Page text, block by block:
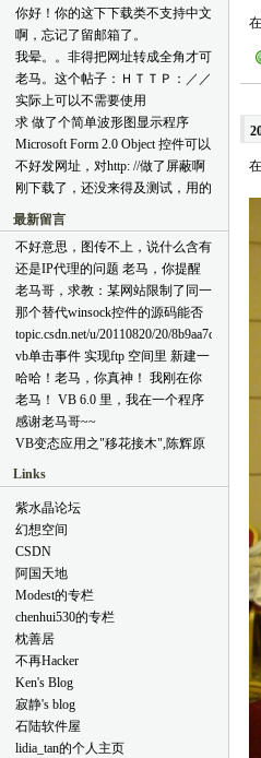
片？ [reply=admin,2012-02-07 10:42
AM]不好意思,过年+结婚,没时间
上线[face06] 按钮里只需要如下两
句即可:
bggriphic.Clear(PictureBox1.BackColor)
PictureBox1.Refresh()[/reply]
你好！你的这下下载类不支持中文
文件名的下载，能改一下吗？
[reply=admin,2012-01-15 02:39 PM]
我测试了一下,中文是可以正常下
载的呀! 你那里不正确的URL能否
发上来让我一试?[/reply]
啊，忘记了留邮箱了。
30743365@qq.com 看到老马要结
婚了啊~我这里祝福你和嫂子：金
屋笙歌偕彩凤，洞房花烛喜乘龙
~~~ [reply=admin,2012-01-15 02:40
PM]谢谢!! 我最近也没联系到作者,
可能他比较忙吧!你在CSDN上发
个帖子看看,也许他的朋友们看到
能有个通知![/reply]
我晕。。非得把网址转成全角才可
以发。。。。。
[reply=admin,2011-12-29 10:33 PM]
我怎么给你?[/reply]
老马。这个帖子：ＨＴＴＰ：／／
ＴＯＰＩＣ．ＣＳＤＮ．ＮＥＴ／
Ｕ／２００８０２１６／１５／７
Ａ４Ｅ４Ｆ６３－６Ｃ０Ｆ－４０
２５－Ｂ２ＢＣ－Ａ９５Ｃ５Ｃ９
Ｄ３９６Ｅ．ＨＴＭＬ xmxoxo在
47楼更新了，你有这个代码吗？
实际上可以不需要使用
CopyMemory 和 DoEvents，尤其是
后者完全没必要。 本人用VB6写
过 网络快递
求 做了个简单波形图显示程序
(VB6.0) 代码及所需控件 谢谢谢谢
papayabao@163.com
[reply=admin,2011-12-20 12:48 AM]
邮件已发,请查收! 另外,下载不了
吗?[/reply]
Microsoft Form 2.0 Object 控件可以
放上去，但运行后不显示。
[reply=admin,2011-12-14 10:33
AM]Microsoft Form 2.0 Object全是
轻量化控件,无句柄,所以这份代码
不适合它们[/reply]
不好发网址，对http: //做了屏蔽啊
刚下载了，还没来得及测试，用的
下，这个贴子提到的问题有没有解
决？
topic.csdn.net/u/20080721/22/2e084f3d-
b544-4e9f-bd84-ee88829145bd.html
[reply=admin,2011-12-14 10:39 AM]
这个问题我这里测试没出现,以前
的讨论结果是系统的DEP功能与此
有关,因为代码中使用了内嵌汇编
技术[/reply]
最新留言
不好意思，图传不上，说什么含有
敏感字符
还是IP代理的问题 老马，你提醒
了我先用web在线代理测试能否多
账号登陆，如果不行，我也就没必
要去考虑后面的事了。 但是可能
是因为我的表述欠佳，导致你误解
了我的意思。 ① 像QQ，迅雷，在
它们各自的设置里，都可以设置是
否使用代理。我也想用vb做一个这
样的程序（程序里有一个
webbrowser。），程序也放置这样
的“代理设置”项（如图1）。每运
的代理IP，以便使该程序里的
页。这样该怎么做呢？ 图1 ② 我
的上个留言实际上是想将此设置剥
离出来，形成一个独立的增强代理
工具。界面演示如图2: 图2 代理ip
列表通过网络获得（这个好解
决）。这样我就可以很方便的打开
某个程序而且以代理ip连接网络
了。 我主要想知道怎么实现①。
②只是我的想法而已。 十分感
谢！
老马哥，求教：某网站限制了同一
ip仅能一个用户名登陆。我用vb制
作了一个程序A，想绕过此限制，
该怎么做呢？我的想法制作一个代
理服务器程序，先从网络获取代理
服务器ip及端口等信息，形成一个
ip列表，然后每点击一个列表项，
即运行一份程序A，该份程序A通
过所选列表项里的ip进行连接。 ①
请问有没有更好的方法？ ②如果
上述方法可行，要实现每份程序通
过独立代理ip连接网络，大致要怎
样的思路？若有相关源码就更好
了。 多谢了！
那个替代winsock控件的源码能否
给我 网上的那些都不能发送二进
制 你这个可以不 love2049@qq.com
topic.csdn.net/u/20110820/20/8b9aa7c6-
4689-41f3-b2fb-380f7fa82077.html
vb单击事件 实现ftp 空间里 新建一
个1.html 文件 帮帮我
哈哈！老马，你真神！ 我刚在你
这留个言向你请教。因这个问题寝
食难安哪，以前遇到过没彻底解
决，通过这一番折腾，倒是学到不
少，对
FindWindow,FindWindowEx,Getwindowtext
等等API函数有了更深的理解。发
完那个请教贴，又回去小心的看了
一下，多设置了几处debug，一
看，HOHO，原来是自己粗心而弄
错了要被点击的那个按钮的句柄。
timer并不会被挂起 来老马的领地
竟然有如此神奇功效啊，这个小疏
忽迷惑了我一个下午了。再次拜谢
这是为什么呢？ 愚以为，在老马
的地盘，想问题的态度就会严谨起
来。（郑重声明：我不是来拍(此
处略去两个字)滴！）
老马！ VB 6.0 里，我在一个程序
里用了webbrowser，webbrowser里
有alert弹窗。于是我用timer来不停
检测（用了
等）是否弹窗，若有则关闭。可是
除了个别的貌似能被关闭，其他的
都没反应。 程序本身的msgbox窗
口弹窗时，并不会中断timer的运
行。是不是反而webbrowser里引起
的外部弹窗会是使之挂起啊？而且
奇怪的是，按理说，即使这样会被
挂起，那我同时开两份程序，用一
份程序去自动点击另一份程序的弹
窗，好像也没用呢。 这是为什么
呢？ 有木有解决的办法？ ps:写完
这些没填验证码就提交，回馈错
误，我吓一大跳，难道我幸苦码的
字就白费了，幸好信春哥原地复活
~~~~~ 再PS:上面说的提交，竟然
是在一篇日志下作为评论来提交
感谢老马哥~~
VB变态应用之"移花接木",陈辉原
下。。。。
Links
紫水晶论坛
幻想空间
CSDN
阿国天地
Modest的专栏
chenhui530的专栏
枕善居
不再Hacker
Ken's Blog
寂静's blog
石陆软件屋
lidia_tan的个人主页